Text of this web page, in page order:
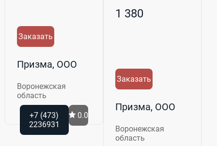
Заказать
Призма, ООО
Воронежская
область
+7 (473)
2236931
0.0
1 380
Заказать
Призма, ООО
Воронежская
область